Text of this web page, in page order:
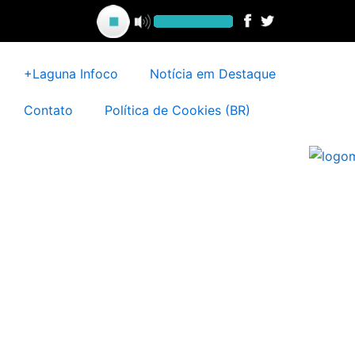
conteúdo
+Laguna Infoco Notícia em Destaque
Contato Política de Cookies (BR)